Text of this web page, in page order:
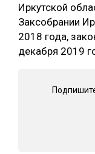
Иркутской
Заксобрании
2018 года,
декабря 2019